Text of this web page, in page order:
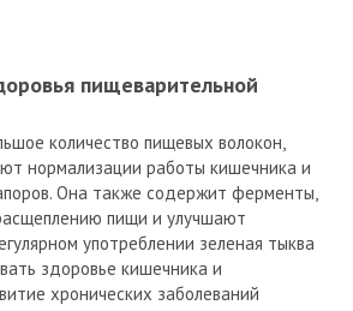
пищеварительной
количество пищевых волокон,
нормализации работы кишечника и
Она также содержит ферменты,
пищи и улучшают
употреблении зеленая тыква
здоровье кишечника и
хронических заболеваний